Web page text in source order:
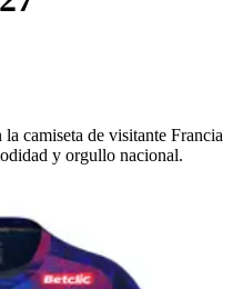
camiseta de visitante Francia
y orgullo nacional.